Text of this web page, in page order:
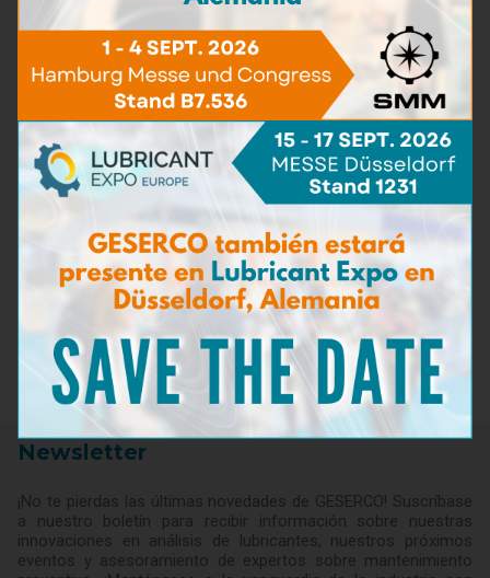
Maletín TANTest™
permite medir con precisión el índice de acidez de su lubricante
y supervisar su evolución. Este análisis rápido y fiable le
permite tomar decisiones de mantenimiento inmediatas,
garantizando así el rendimiento y la longevidad de sus
mecanismos lubricados.
Compacto y fácil de usar en el campo, el
Maletín TANTest™de
GESERCO incluye una guía de análisis detallada para una
interpretación sencilla de los resultados.
Maletín TANTest™ofrece una solución segura para sus
equipos, mientras sigue cumpliendo con los exigentes
estándares del mantenimiento preventivo.
Descubra más -->Maletín TANTest™
Volver a noticias
Newsletter
¡No te pierdas las últimas novedades de GESERCO! Suscríbase
a nuestro boletín para recibir información sobre nuestras
innovaciones en análisis de lubricantes, nuestros próximos
eventos y asesoramiento de expertos sobre mantenimiento